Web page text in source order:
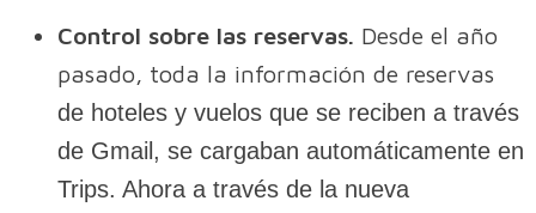
Control sobre las reservas. Desde el año
pasado, toda la información de reservas
de hoteles y vuelos que se reciben a través
de Gmail, se cargaban automáticamente en
Trips. Ahora a través de la nueva